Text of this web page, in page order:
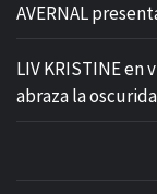
AVERNAL
LIV KRISTINE en
abraza la